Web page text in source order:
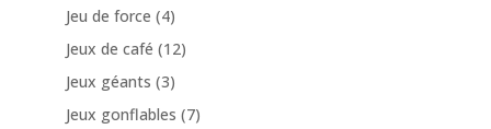
Jeu de force (4)
Jeux de café (12)
Jeux géants (3)
Jeux gonflables (7)